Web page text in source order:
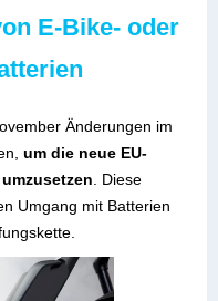
E-Bike- oder
Änderungen im
um die neue EU-
. Diese
Umgang mit Batterien